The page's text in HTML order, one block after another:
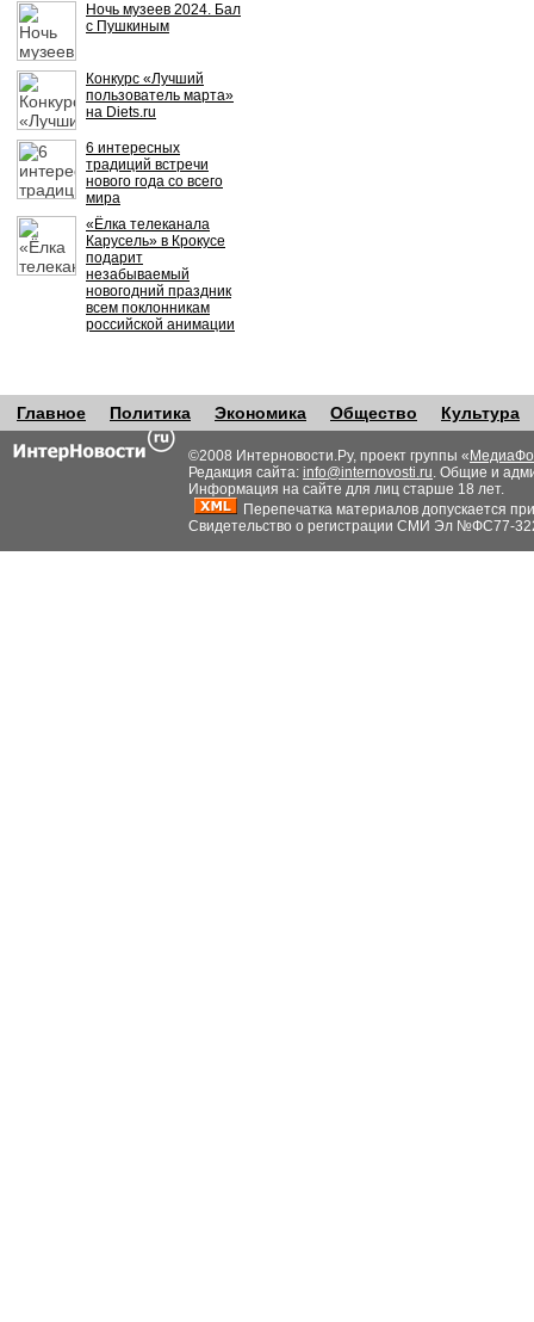
Ночь музеев 2024. Бал
с Пушкиным
Конкурс «Лучший
пользователь марта»
на Diets.ru
6 интересных
традиций встречи
нового года со всего
мира
«Ёлка телеканала
Карусель» в Крокусе
подарит
незабываемый
новогодний праздник
всем поклонникам
российской анимации
Главное Политика Экономика Общество Культура
©2008 Интерновости.Ру, проект группы «
Редакция сайта: info@internovosti.ru. Общие и
Информация на сайте для лиц старше 18 лет.
Перепечатка материалов допускается
Свидетельство о регистрации СМИ Эл №ФС77-